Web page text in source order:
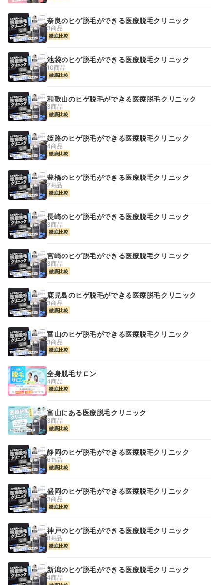
奈良のヒゲ脱毛ができる医療脱毛クリニック
3商品
徹底比較
池袋のヒゲ脱毛ができる医療脱毛クリニック
10商品
徹底比較
和歌山のヒゲ脱毛ができる医療脱毛クリニック
3商品
徹底比較
姫路のヒゲ脱毛ができる医療脱毛クリニック
4商品
徹底比較
豊橋のヒゲ脱毛ができる医療脱毛クリニック
2商品
徹底比較
長崎のヒゲ脱毛ができる医療脱毛クリニック
3商品
徹底比較
宮崎のヒゲ脱毛ができる医療脱毛クリニック
3商品
徹底比較
鹿児島のヒゲ脱毛ができる医療脱毛クリニック
3商品
徹底比較
富山のヒゲ脱毛ができる医療脱毛クリニック
3商品
徹底比較
全身脱毛サロン
4商品
徹底比較
富山にある医療脱毛クリニック
3商品
徹底比較
静岡のヒゲ脱毛ができる医療脱毛クリニック
6商品
徹底比較
盛岡のヒゲ脱毛ができる医療脱毛クリニック
3商品
徹底比較
神戸のヒゲ脱毛ができる医療脱毛クリニック
8商品
徹底比較
新潟のヒゲ脱毛ができる医療脱毛クリニック
4商品